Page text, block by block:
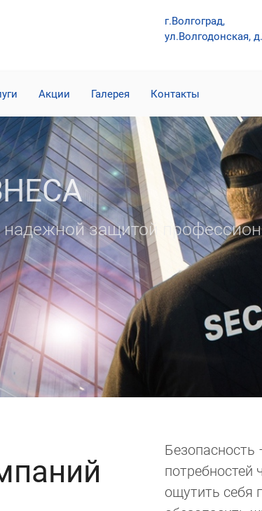
г.Волгоград,
ул.Волгодонская,
Акции Галерея Контакты
надежной защитой
Безопасность
потребностей
ощутить себя